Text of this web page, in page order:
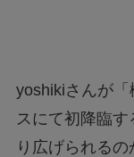
yoshikiさんが
スにて初降臨
り広げられる